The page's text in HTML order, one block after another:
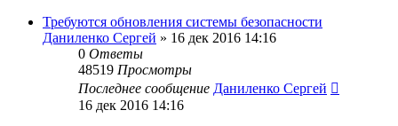
Требуются обновления системы безопасности
Даниленко Сергей » 16 дек 2016 14:16
0 Ответы
48519 Просмотры
Последнее сообщение Даниленко Сергей
16 дек 2016 14:16